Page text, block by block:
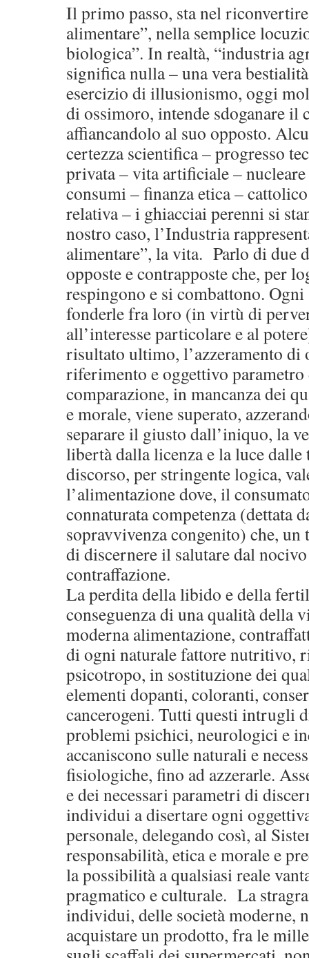
Il primo passo, sta nel
alimentare”, nella semplice
biologica”. In realtà, “industria
significa nulla – una vera
esercizio di illusionismo, oggi
di ossimoro, intende sdoganare il
affiancandolo al suo opposto.
certezza scientifica – progresso
privata – vita artificiale –
consumi – finanza etica –
relativa – i ghiacciai perenni si
nostro caso, l’Industria
alimentare”, la vita. Parlo di due
opposte e contrapposte che, per
respingono e si combattono.
fonderle fra loro (in virtù di
all’interesse particolare e al
risultato ultimo, l’azzeramento di
riferimento e oggettivo
comparazione, in mancanza dei
e morale, viene superato,
separare il giusto dall’iniquo, la
libertà dalla licenza e la luce
discorso, per stringente logica,
l’alimentazione dove, il
connaturata competenza (dettata
sopravvivenza congenito) che,
di discernere il salutare dal
contraffazione.
La perdita della libido e della
conseguenza di una qualità della
moderna alimentazione,
di ogni naturale fattore nutritivo,
psicotropo, in sostituzione dei
elementi dopanti, coloranti,
cancerogeni. Tutti questi intrugli
problemi psichici, neurologici e
accaniscono sulle naturali e
fisiologiche, fino ad azzerarle.
e dei necessari parametri di
individui a disertare ogni
personale, delegando così, al
responsabilità, etica e morale e
la possibilità a qualsiasi reale
pragmatico e culturale. La
individui, delle società moderne,
acquistare un prodotto, fra le